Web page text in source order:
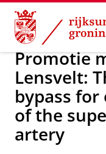
Skip
Content
Skip
Navigation
Over ons Actueel
Promotie
Lensvelt:
bypass for
of the
artery